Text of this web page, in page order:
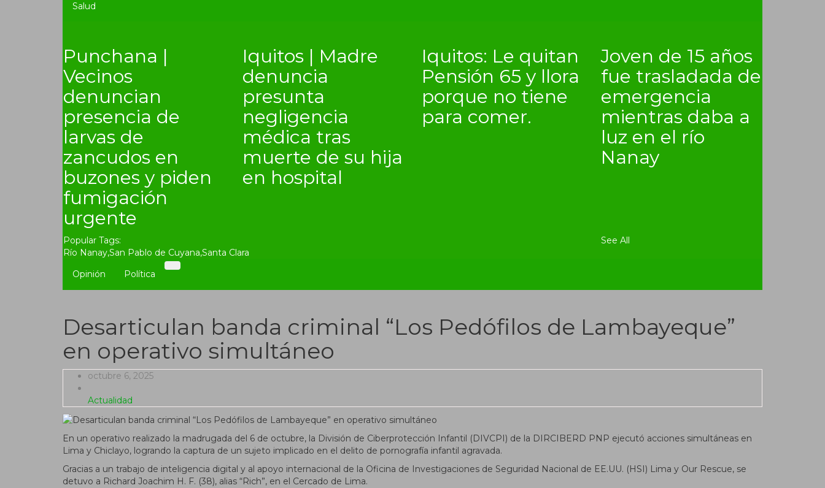
Salud
Punchana |
Vecinos
denuncian
presencia de
larvas de
zancudos en
buzones y piden
fumigación
urgente
Iquitos | Madre
denuncia
presunta
negligencia
médica tras
muerte de su hija
en hospital
Iquitos: Le quitan
Pensión 65 y llora
porque no tiene
para comer.
Joven de 15 años
fue trasladada de
emergencia
mientras daba a
luz en el río
Nanay
Popular Tags:
Río Nanay,San Pablo de Cuyana,Santa Clara
See All
Opinión Política
Desarticulan banda criminal “Los Pedófilos de Lambayeque”
en operativo simultáneo
octubre 6, 2025
Actualidad
En un operativo realizado la madrugada del 6 de octubre, la División de Ciberprotección Infantil (DIVCPI) de la DIRCIBERD PNP ejecutó acciones simultáneas en
Lima y Chiclayo, logrando la captura de un sujeto implicado en el delito de pornografía infantil agravada.
Gracias a un trabajo de inteligencia digital y al apoyo internacional de la Oficina de Investigaciones de Seguridad Nacional de EE.UU. (HSI) Lima y Our Rescue, se
detuvo a Richard Joachim H. F. (38), alias “Rich”, en el Cercado de Lima.